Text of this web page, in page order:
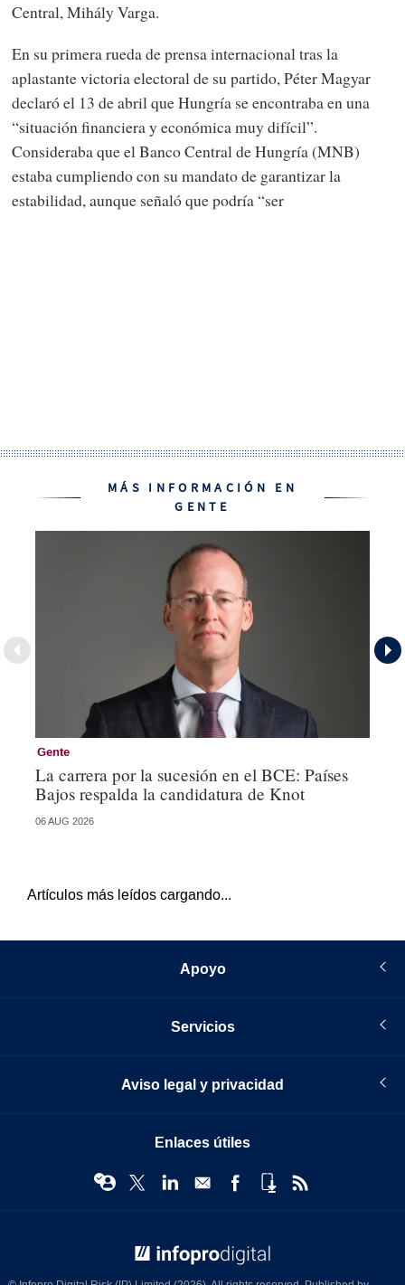
Central, Mihály Varga.
En su primera rueda de prensa internacional tras la
aplastante victoria electoral de su partido, Péter Magyar
declaró el 13 de abril que Hungría se encontraba en una
“situación financiera y económica muy difícil”.
Consideraba que el Banco Central de Hungría (MNB)
estaba cumpliendo con su mandato de garantizar la
estabilidad, aunque señaló que podría “ser
MÁS INFORMACIÓN EN
GENTE
Gente
La carrera por la sucesión en el BCE: Países
Bajos respalda la candidatura de Knot
06 AUG 2026
Artículos más leídos cargando...
Apoyo
Servicios
Aviso legal y privacidad
Enlaces útiles